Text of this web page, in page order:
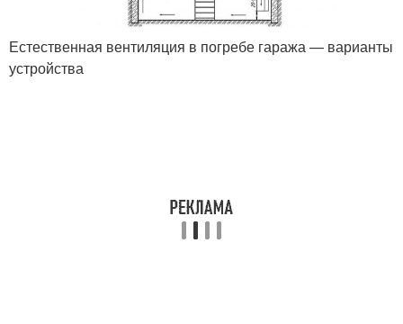
Естественная вентиляция в погребе гаража — варианты
устройства